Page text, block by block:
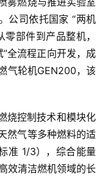
公司依托国家 “两机
部件到产品整机，
全流程正向开发，成
气轮机GEN200，该
烧控制技术和模块化
然气等多种燃料的适
准 1/3），综合能量
效清洁燃机领域的长